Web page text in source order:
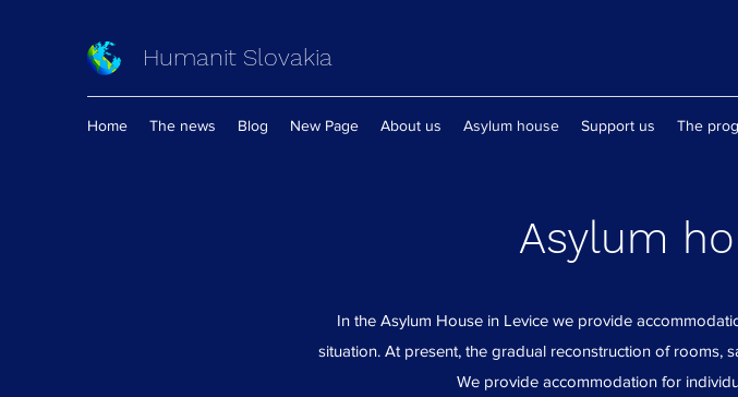
Humanit Slovakia
Home The news Blog New Page About us Asylum house Support us The
Asylum
In the Asylum House in Levice we provide
situation. At present, the gradual reconstruction of rooms,
We provide accommodation for